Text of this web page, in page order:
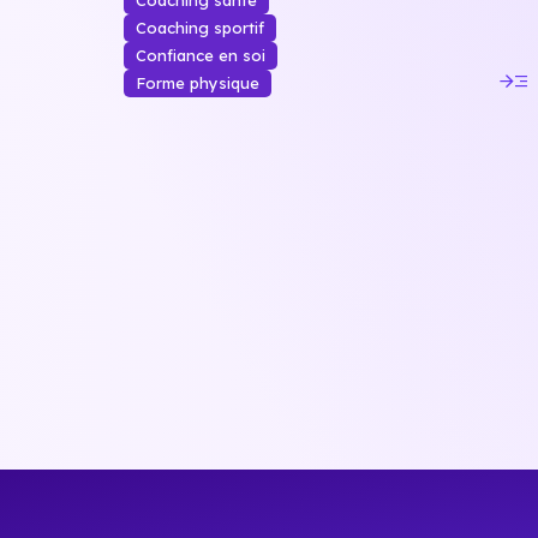
Coaching sportif
Confiance en soi
Forme physique
read_more